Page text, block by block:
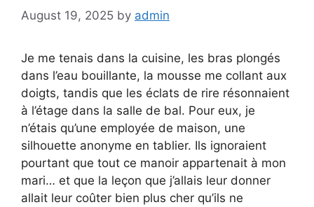
August 19, 2025 by admin
Je me tenais dans la cuisine, les bras plongés
dans l’eau bouillante, la mousse me collant aux
doigts, tandis que les éclats de rire résonnaient
à l’étage dans la salle de bal. Pour eux, je
n’étais qu’une employée de maison, une
silhouette anonyme en tablier. Ils ignoraient
pourtant que tout ce manoir appartenait à mon
mari… et que la leçon que j’allais leur donner
allait leur coûter bien plus cher qu’ils ne